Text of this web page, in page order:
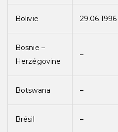
Bolivie 29.06.1996
Bosnie –
Herzégovine
–
Botswana –
Brésil –